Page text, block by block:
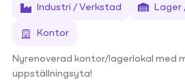
Industri / Verkstad Lager
Kontor
Nyrenoverad kontor/lagerlokal med
uppställningsyta!